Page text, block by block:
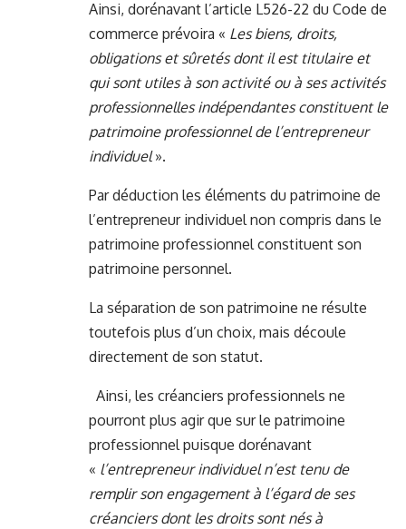
Ainsi, dorénavant l’article L526-22 du Code de
commerce prévoira « Les biens, droits,
obligations et sûretés dont il est titulaire et
qui sont utiles à son activité ou à ses activités
professionnelles indépendantes constituent le
patrimoine professionnel de l’entrepreneur
individuel».
Par déduction les éléments du patrimoine de
l’entrepreneur individuel non compris dans le
patrimoine professionnel constituent son
patrimoine personnel.
La séparation de son patrimoine ne résulte
toutefois plus d’un choix, mais découle
directement de son statut.
Ainsi, les créanciers professionnels ne
pourront plus agir que sur le patrimoine
professionnel puisque dorénavant
« l’entrepreneur individuel n’est tenu de
remplir son engagement à l’égard de ses
créanciers dont les droits sont nés à